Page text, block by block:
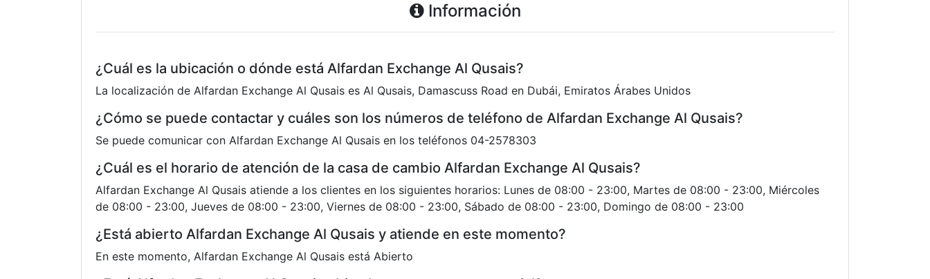
Información
¿Cuál es la ubicación o dónde está Alfardan Exchange Al Qusais?
La localización de Alfardan Exchange Al Qusais es Al Qusais, Damascuss Road en Dubái, Emiratos Árabes Unidos
¿Cómo se puede contactar y cuáles son los números de teléfono de Alfardan Exchange Al Qusais?
Se puede comunicar con Alfardan Exchange Al Qusais en los teléfonos 04-2578303
¿Cuál es el horario de atención de la casa de cambio Alfardan Exchange Al Qusais?
Alfardan Exchange Al Qusais atiende a los clientes en los siguientes horarios: Lunes de 08:00 - 23:00, Martes de 08:00 - 23:00, Miércoles
de 08:00 - 23:00, Jueves de 08:00 - 23:00, Viernes de 08:00 - 23:00, Sábado de 08:00 - 23:00, Domingo de 08:00 - 23:00
¿Está abierto Alfardan Exchange Al Qusais y atiende en este momento?
En este momento, Alfardan Exchange Al Qusais está Abierto